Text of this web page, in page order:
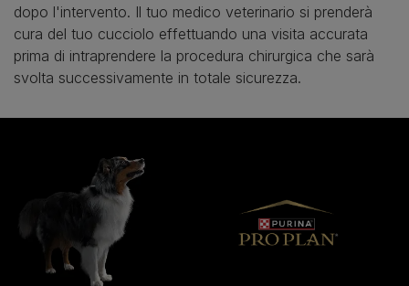
dopo l'intervento. Il tuo medico veterinario si prenderà
cura del tuo cucciolo effettuando una visita accurata
prima di intraprendere la procedura chirurgica che sarà
svolta successivamente in totale sicurezza.